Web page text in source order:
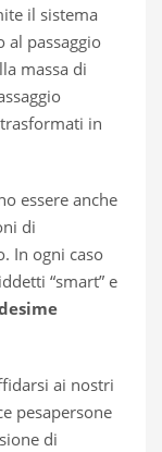
il sistema
al passaggio
massa di
in
essere anche
di
In ogni caso
“smart” e
ai nostri
pesapersone
di